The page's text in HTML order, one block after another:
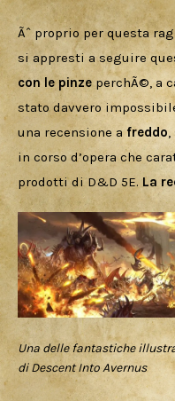
Ãˆ proprio per questa
si appresti a seguire
con le pinze perchÃ©, a
stato davvero
una recensione a freddo
in corso d’opera che
prodotti di D&D 5E. La
Una delle fantastiche
di Descent Into Avernus